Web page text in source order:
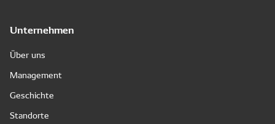
Unternehmen
Über uns
Management
Geschichte
Standorte